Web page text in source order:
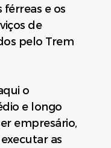
e os
de
pelo Trem
o
e longo
empresário,
as